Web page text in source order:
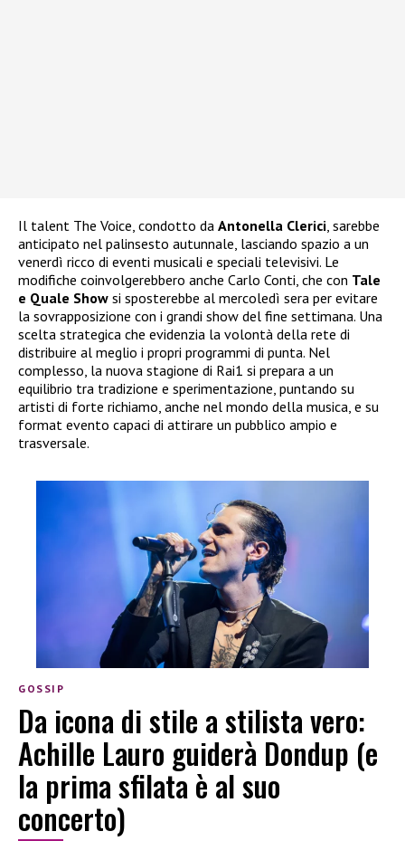
Il talent The Voice, condotto da Antonella Clerici , sarebbe
anticipato nel palinsesto autunnale, lasciando spazio a un
venerdì ricco di eventi musicali e speciali televisivi. Le
modifiche coinvolgerebbero anche Carlo Conti, che con Tale
e Quale Show si sposterebbe al mercoledì sera per evitare
la sovrapposizione con i grandi show del fine settimana. Una
scelta strategica che evidenzia la volontà della rete di
distribuire al meglio i propri programmi di punta. Nel
complesso, la nuova stagione di Rai1 si prepara a un
equilibrio tra tradizione e sperimentazione, puntando su
artisti di forte richiamo, anche nel mondo della musica, e su
format evento capaci di attirare un pubblico ampio e
trasversale.
GOSSIP
Da icona di stile a stilista vero:
Achille Lauro guiderà Dondup (e
la prima sfilata è al suo
concerto)